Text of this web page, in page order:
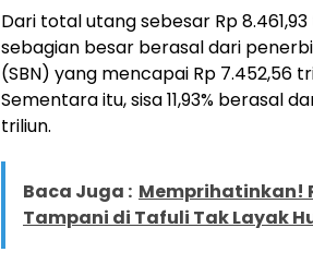
Dari total utang sebesar Rp
sebagian besar berasal dari
(SBN) yang mencapai Rp 7.452,56
Sementara itu, sisa 11,93% berasal
triliun.
Baca Juga : Memprihatinkan!
Tampani di Tafuli Tak Layak